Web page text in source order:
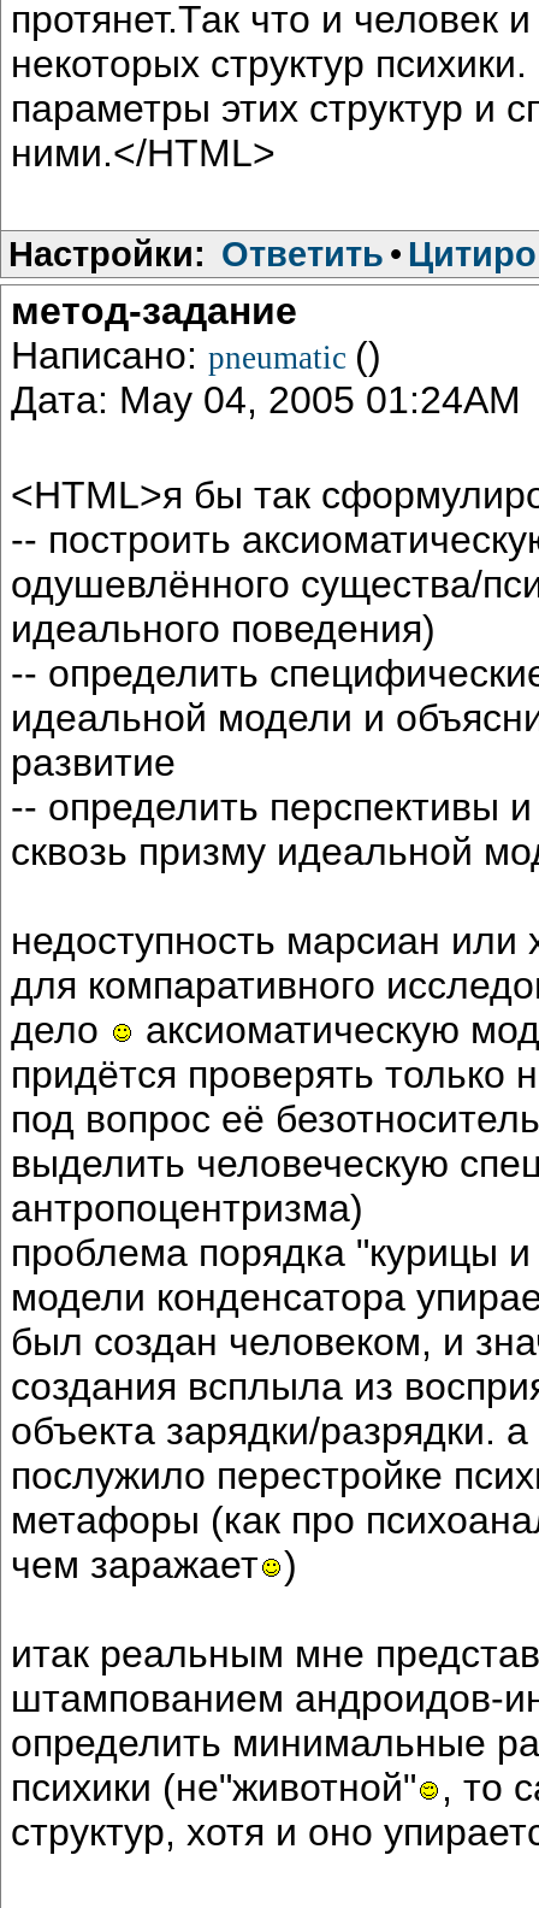
протянет.Так что и человек
некоторых структур
параметры этих структур и
ними.</HTML>
Настройки: Ответить •
метод-задание
Написано: pneumatic ()
Дата: May 04, 2005 01:24AM
<HTML>я бы так
-- построить
одушевлённого существа/
идеального поведения)
-- определить
идеальной модели и
развитие
-- определить перспективы
сквозь призму идеальной
недоступность марсиан или
для компаративного
дело
аксиоматическую
придётся проверять только
под вопрос её
выделить человеческую
антропоцентризма)
проблема порядка "курицы
модели конденсатора
был создан человеком, и
создания всплыла из
объекта зарядки/разрядки.
послужило перестройке
метафоры (как про
чем заражает )
итак реальным мне
штампованием андроидов-
определить минимальные
психики (не"животной"
, то
структур, хотя и оно